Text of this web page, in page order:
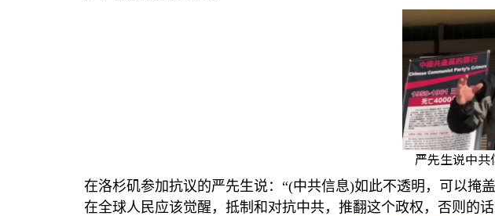
严先生说中
在洛杉矶参加抗议的严先生说：“(中共信息)如此不透明，可以掩
在全球人民应该觉醒，抵制和对抗中共，推翻这个政权，否则的